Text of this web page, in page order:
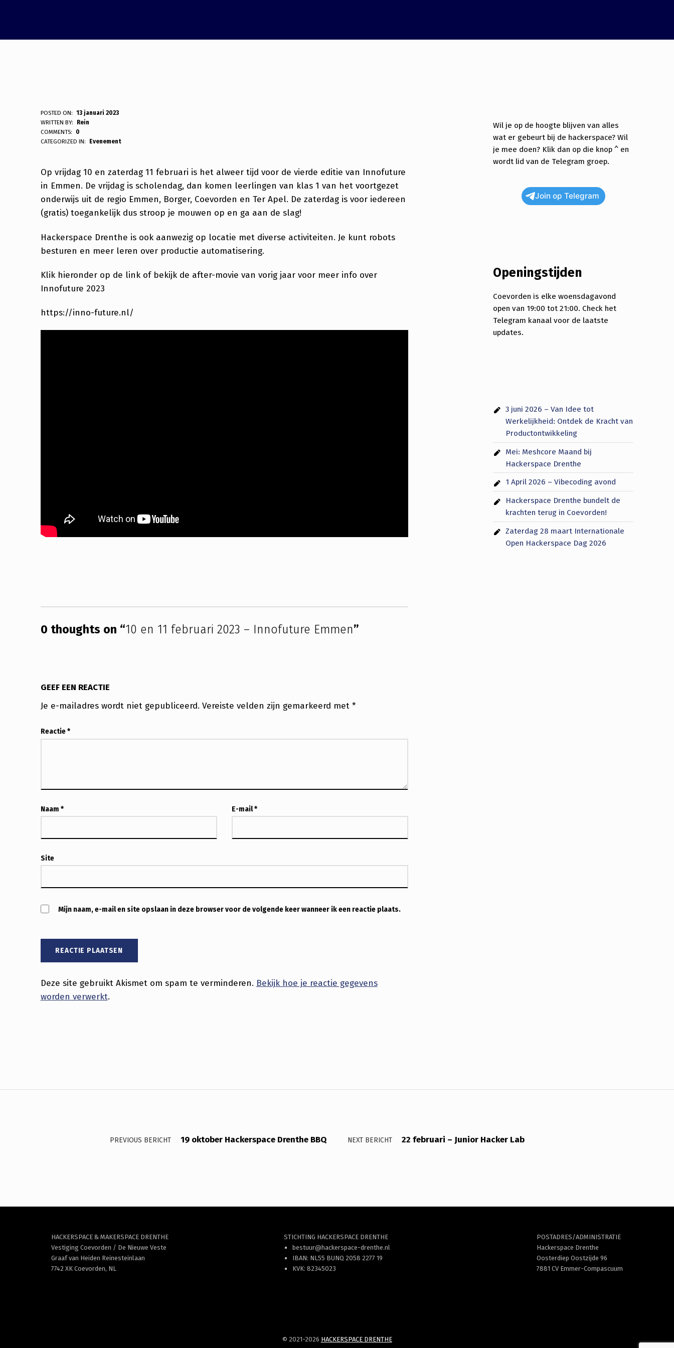
1
0
N
1
F
E
B
R
U
I
F
U
U
R
E
E
M
E
POSTED ON: 13 januari 2023
WRITTEN BY:
Rein
COMMENTS:
0
CATEGORIZED IN:
Evenement
Op vrijdag 10 en zaterdag 11 februari is het alweer tijd voor de vierde editie van Innofuture
in Emmen. De vrijdag is scholendag, dan komen leerlingen van klas 1 van het voortgezet
onderwijs uit de regio Emmen, Borger, Coevorden en Ter Apel. De zaterdag is voor iedereen
(gratis) toegankelijk dus stroop je mouwen op en ga aan de slag!
Hackerspace Drenthe is ook aanwezig op locatie met diverse activiteiten. Je kunt robots
besturen en meer leren over productie automatisering.
Klik hieronder op de link of bekijk de after-movie van vorig jaar voor meer info over
Innofuture 2023
https://inno-future.nl/
0 thoughts on “10 en 11 februari 2023 – Innofuture Emmen”
GEEF EEN REACTIE
Je e-mailadres wordt niet gepubliceerd. Vereiste velden zijn gemarkeerd met *
Reactie*
Naam * E-mail*
Site
Mijn naam, e-mail en site opslaan in deze browser voor de volgende keer wanneer ik een reactie plaats.
Deze site gebruikt Akismet om spam te verminderen. Bekijk hoe je reactie gegevens
worden verwerkt.
Wil je op de hoogte blijven van alles
wat er gebeurt bij de hackerspace? Wil
je mee doen? Klik dan op die knop ^ en
wordt lid van de Telegram groep.
Join op Telegram
Openingstijden
Coevorden is elke woensdagavond
open van 19:00 tot 21:00. Check het
Telegram kanaal voor de laatste
updates.
3 juni 2026 – Van Idee tot
Werkelijkheid: Ontdek de Kracht van
Productontwikkeling
Mei: Meshcore Maand bij
Hackerspace Drenthe
1 April 2026 – Vibecoding avond
Hackerspace Drenthe bundelt de
krachten terug in Coevorden!
Zaterdag 28 maart Internationale
Open Hackerspace Dag 2026
Bericht navigatie
PREVIOUS BERICHT 19 oktober Hackerspace Drenthe BBQ NEXT BERICHT 22 februari – Junior Hacker Lab
HACKERSPACE & MAKERSPACE DRENTHE
Vestiging Coevorden / De Nieuwe Veste
Graaf van Heiden Reinesteinlaan
7742 XK Coevorden, NL
STICHTING HACKERSPACE DRENTHE
bestuur@hackerspace-drenthe.nl
IBAN: NL55 BUNQ 2058 2277 19
KVK: 82345023
POSTADRES/ADMINISTRATIE
Hackerspace Drenthe
Oosterdiep Oostzijde 96
7881 CV Emmer-Compascuum
© 2021-2026 HACKERSPACE DRENTHE